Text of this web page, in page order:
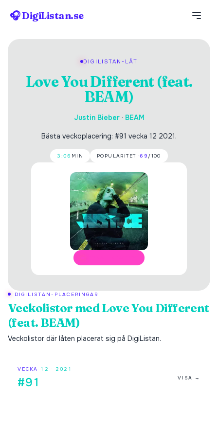
🎧 DigiListan.se
DIGILISTAN-LÅT
Love You Different (feat.
BEAM)
Justin Bieber· BEAM
Bästa veckoplacering: #91 vecka 12 2021.
3:06 MIN POPULARITET ·69 /100
DIGILISTAN-PLACERINGAR
Veckolistor medLove You Different
(feat. BEAM)
Veckolistor där låten placerat sig på DigiListan.
VECKA 12 · 2021
#91 VISA →